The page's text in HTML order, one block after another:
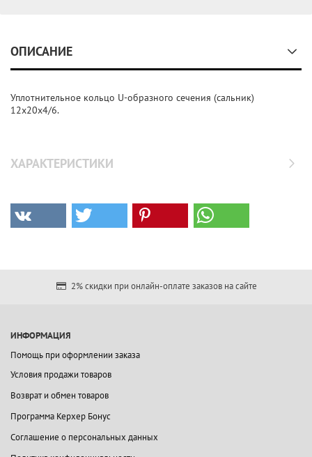
ОПИСАНИЕ
Уплотнительное кольцо U-образного сечения (сальник)
12х20х4/6.
ХАРАКТЕРИСТИКИ
2% скидки при онлайн-оплате заказов на сайте
ИНФОРМАЦИЯ
Помощь при оформлении заказа
Условия продажи товаров
Возврат и обмен товаров
Программа Керхер Бонус
Соглашение о персональных данных